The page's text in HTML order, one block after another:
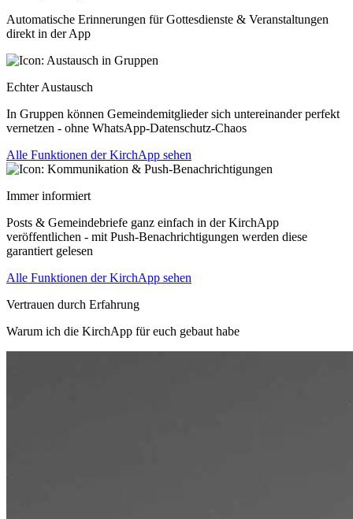
Automatische Erinnerungen für Gottesdienste & Veranstaltungen
direkt in der App
Echter Austausch
In Gruppen können Gemeindemitglieder sich untereinander perfekt
vernetzen - ohne WhatsApp-Datenschutz-Chaos
Alle Funktionen der KirchApp sehen
Immer informiert
Posts & Gemeindebriefe ganz einfach in der KirchApp
veröffentlichen - mit Push-Benachrichtigungen werden diese
garantiert gelesen
Alle Funktionen der KirchApp sehen
Vertrauen durch Erfahrung
Warum ich die KirchApp für euch gebaut habe